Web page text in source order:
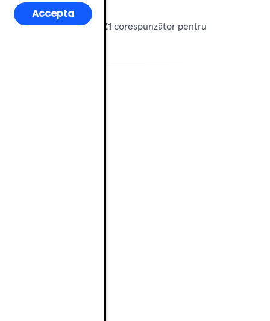
casnice. Foloseștebit PZ1 corespunzător pentru
Accepta